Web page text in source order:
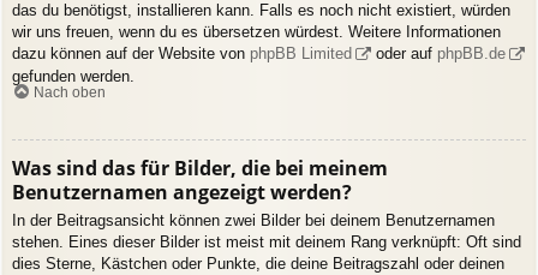
das du benötigst, installieren kann. Falls es noch nicht existiert, würden
wir uns freuen, wenn du es übersetzen würdest. Weitere Informationen
dazu können auf der Website von phpBB Limited oder auf phpBB.de
gefunden werden.
Nach oben
Was sind das für Bilder, die bei meinem
Benutzernamen angezeigt werden?
In der Beitragsansicht können zwei Bilder bei deinem Benutzernamen
stehen. Eines dieser Bilder ist meist mit deinem Rang verknüpft: Oft sind
dies Sterne, Kästchen oder Punkte, die deine Beitragszahl oder deinen